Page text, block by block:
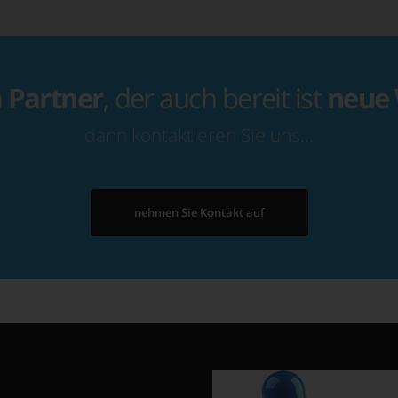
Partner, der auch bereit ist neue
dann kontaktieren Sie uns…
nehmen Sie Kontakt auf